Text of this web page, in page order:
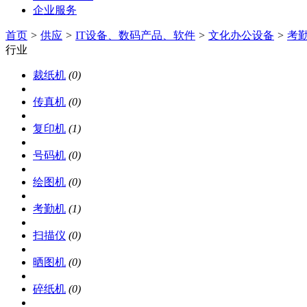
企业服务
首页 > 供应 > IT设备、数码产品、软件 > 文化办公设备 > 考
行业
裁纸机 (0)
传真机 (0)
复印机 (1)
号码机 (0)
绘图机 (0)
考勤机 (1)
扫描仪 (0)
晒图机 (0)
碎纸机 (0)